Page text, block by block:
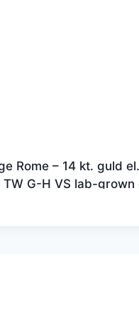
Rome – 14 kt. guld
TW G-H VS lab-